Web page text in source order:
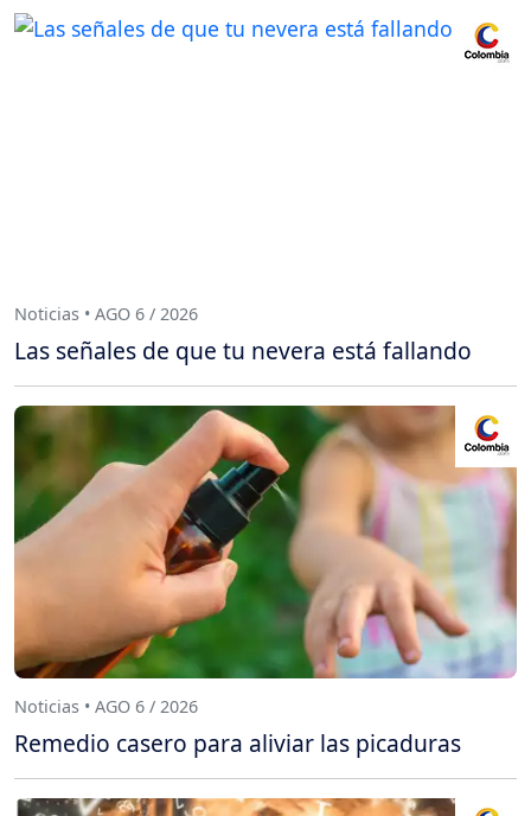
Noticias • AGO 6 / 2026
Las señales de que tu nevera está fallando
Noticias • AGO 6 / 2026
Remedio casero para aliviar las picaduras